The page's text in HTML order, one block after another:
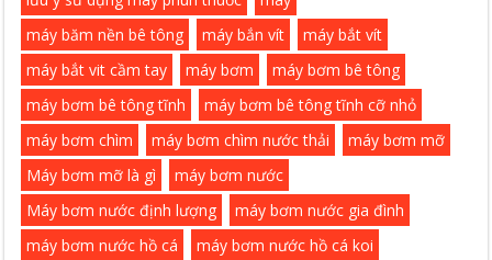
máy băm nền bê tông
máy bắn vít
máy bắt vít
máy bắt vit cầm tay
máy bơm
máy bơm bê tông
máy bơm bê tông tĩnh
máy bơm bê tông tĩnh cỡ nhỏ
máy bơm chìm
máy bơm chìm nước thải
máy bơm mỡ
Máy bơm mỡ là gì
máy bơm nước
Máy bơm nước định lượng
máy bơm nước gia đình
máy bơm nước hồ cá
máy bơm nước hồ cá koi